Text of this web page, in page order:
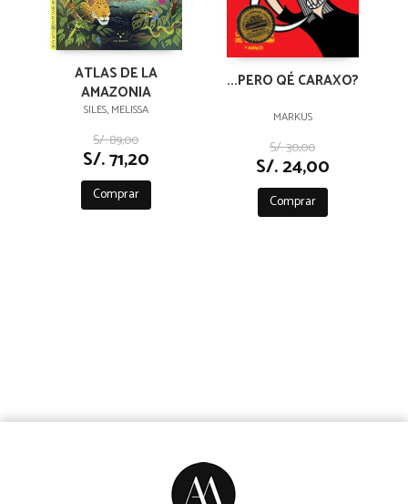
ATLAS DE LA
AMAZONIA
SILES, MELISSA
S/. 89,00
S/. 71,20
Comprar
...PERO QÉ CARAXO?
MARKUS
S/. 30,00
S/. 24,00
Comprar